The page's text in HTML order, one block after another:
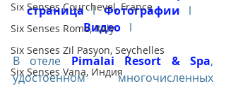
Six Senses Courchevel, France
Six Senses Rome, Italy
Six Senses Zil Pasyon, Seychelles
Six Senses Vana, Индия
страница
   l
Фотографии
   l
Видео
   l
В отеле Pimalai Resort & Spa,
удостоенном многочисленных